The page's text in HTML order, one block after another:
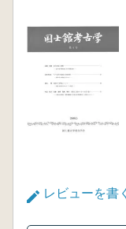
レビューを書く